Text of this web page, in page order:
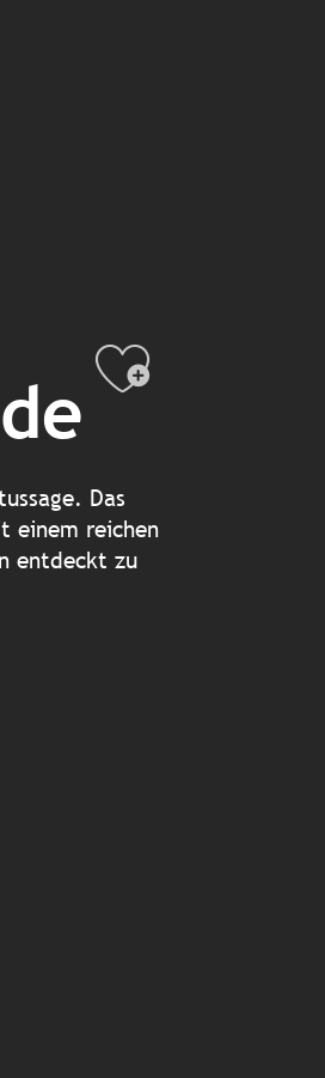
Das
einem reichen
entdeckt zu